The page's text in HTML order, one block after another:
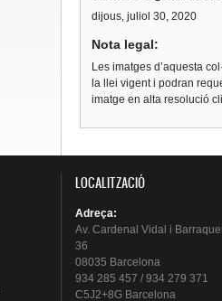
dijous, juliol 30, 2020
Nota legal:
Les imatges d’aquesta
la llei vigent i podran
imatge en alta resolució
LOCALITZACIÓ
Adreça:
Av. Cardenal Vidal i
36
08035 Barcelona
934 285 457 / 934 279 371
C5J2+8G Barcelona